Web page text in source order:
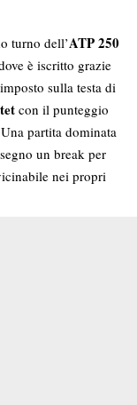
turno dell’ATP 250
è iscritto grazie
sulla testa di
con il punteggio
partita dominata
un break per
nei propri